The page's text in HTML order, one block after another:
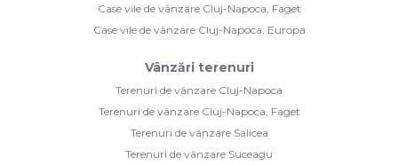
Case vile de vânzare Cluj-Napoca, Faget
Case vile de vânzare Cluj-Napoca, Europa
Vânzări terenuri
Terenuri de vânzare Cluj-Napoca
Terenuri de vânzare Cluj-Napoca, Faget
Terenuri de vânzare Salicea
Terenuri de vânzare Suceagu